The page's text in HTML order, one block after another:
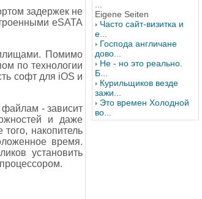
задержек не
eSATA
Помимо
по технологии
софт для iOS и
файлам - зависит
и даже
накопитель
время.
установить
Eigene Seiten
Часто сайт-визитка и
е...
Господа англичане
дово...
Не - но это реально.
Б...
Курильщиков везде
зажи...
Это времен Холодной
во...